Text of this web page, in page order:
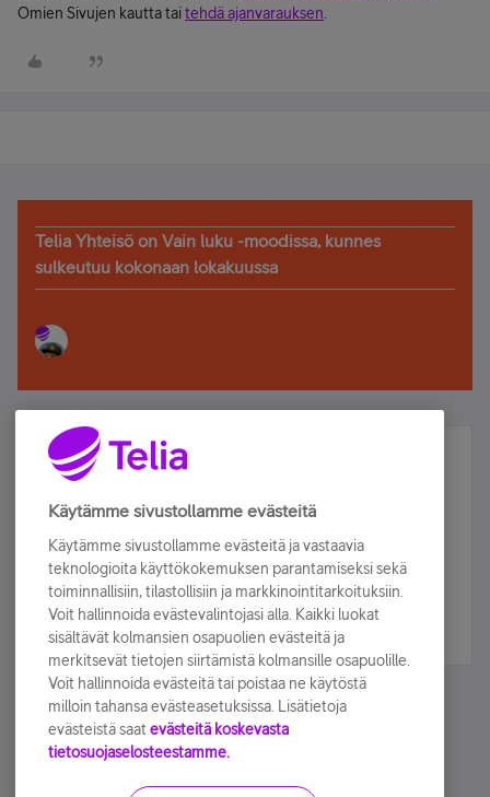
Omien Sivujen kautta taitehdä ajanvarauksen
Telia Yhteisö on Vain luku -moodissa, kunnes
sulkeutuu kokonaan lokakuussa
Älä jää paitsi – osallistu ja voita!
Tilaa Telian uutiskirje ja olet mukana arvonnassa.
sähköpostiisi.
Tilaa nyt
Käytämme sivustollamme evästeitä
Käytämme sivustollamme evästeitä ja vastaavia
teknologioita käyttökokemuksen parantamiseksi sekä
toiminnallisiin, tilastollisiin ja markkinointitarkoituksiin.
Voit hallinnoida evästevalintojasi alla. Kaikki luokat
sisältävät kolmansien osapuolien evästeitä ja
merkitsevät tietojen siirtämistä kolmansille osapuolille.
Voit hallinnoida evästeitä tai poistaa ne käytöstä
milloin tahansa evästeasetuksissa. Lisätietoja
evästeistä saat evästeitä koskevasta
tietosuojaselosteestamme.